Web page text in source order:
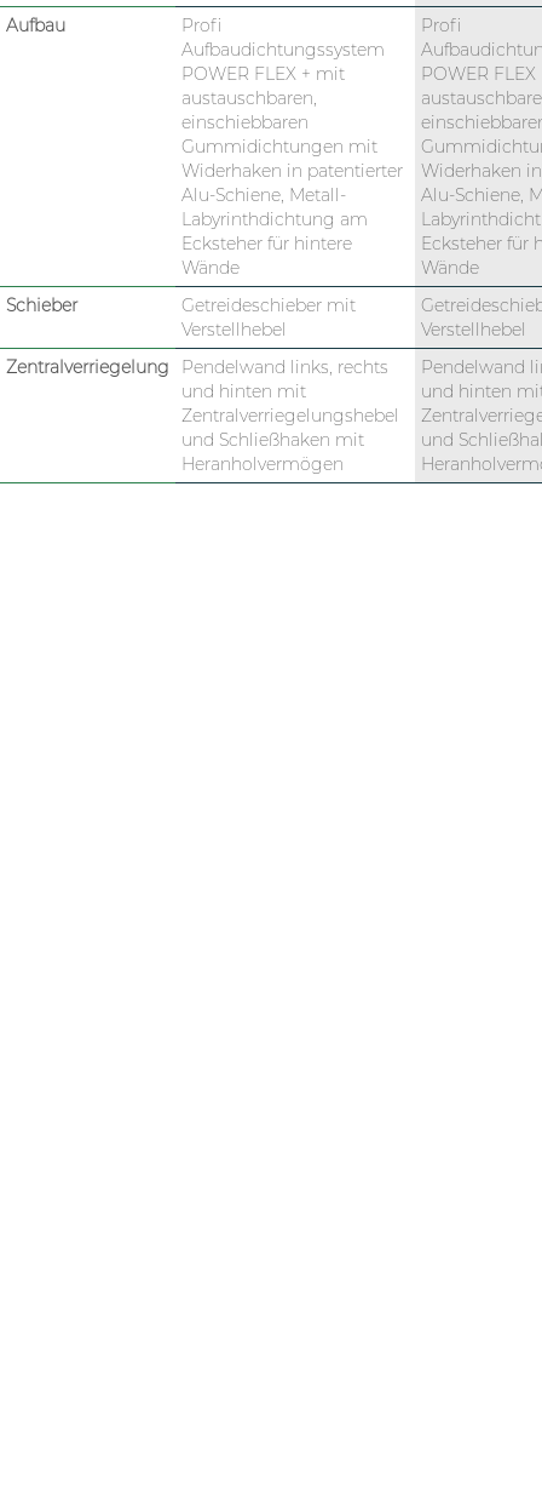
Aufbau
Profi
Aufbaudichtungssystem
POWER FLEX + mit
austauschbaren,
einschiebbaren
Gummidichtungen mit
Widerhaken in patentierter
Alu-Schiene, Metall-
Labyrinthdichtung am
Ecksteher für hintere
Wände
Profi
POWER
Widerhaken
Alu-Schiene,
Ecksteher für
Wände
Schieber
Getreideschieber mit
Verstellhebel
Verstellhebel
Zentralverriegelung
Pendelwand links, rechts
und hinten mit
Zentralverriegelungshebel
und Schließhaken mit
Heranholvermögen
Pendelwand
und hinten
und